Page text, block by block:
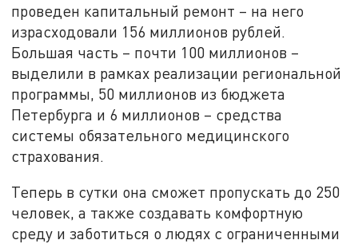
проведен капитальный ремонт – на него
израсходовали 156 миллионов рублей.
Большая часть – почти 100 миллионов –
выделили в рамках реализации региональной
программы, 50 миллионов из бюджета
Петербурга и 6 миллионов – средства
системы обязательного медицинского
страхования.
Теперь в сутки она сможет пропускать до 250
человек, а также создавать комфортную
среду и заботиться о людях с ограниченными